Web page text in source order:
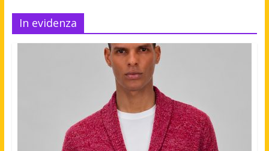
In evidenza